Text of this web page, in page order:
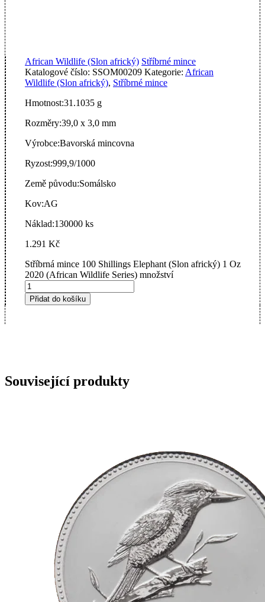
African Wildlife (Slon africký) Stříbrné mince
Katalogové číslo: SSOM00209 Kategorie: African
Wildlife (Slon africký), Stříbrné mince
Hmotnost:31.1035 g
Rozměry:39,0 x 3,0 mm
Výrobce:Bavorská mincovna
Ryzost:999,9/1000
Země původu:Somálsko
Kov:AG
Náklad:130000 ks
1.291 Kč
Stříbrná mince 100 Shillings Elephant (Slon africký) 1 Oz
2020 (African Wildlife Series) množství
Přidat do košíku
Související produkty